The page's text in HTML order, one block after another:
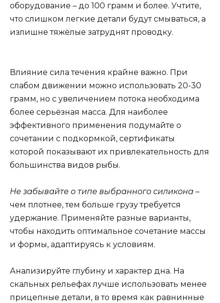
оборудование – до 100 грамм и более. Учтите,
что слишком легкие детали будут смываться, а
излишне тяжёлые затруднят проводку.
Влияние сила течения крайне важно. При
слабом движении можно использовать 20-30
грамм, но с увеличением потока необходима
более серьёзная масса. Для наиболее
эффективного применения подумайте о
сочетании с подкормкой, сертификаты
которой показывают их привлекательность для
большинства видов рыбы.
Не забывайте о типе выбранного силикона –
чем плотнее, тем больше грузу требуется
удержание. Применяйте разные варианты,
чтобы находить оптимальное сочетание массы
и формы, адаптируясь к условиям.
Анализируйте глубину и характер дна. На
скальных рельефах лучше использовать менее
прицепные детали, в то время как равнинные